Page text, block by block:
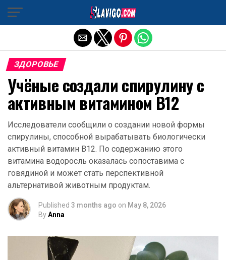
ЗДОРОВЬЕ
Учёные создали спирулину с
активным витамином B12
Исследователи сообщили о создании новой формы
спирулины, способной вырабатывать биологически
активный витамин B12. По содержанию этого
витамина водоросль оказалась сопоставима с
говядиной и может стать перспективной
альтернативой животным продуктам.
Published 3 months ago on May 8, 2026
ByAnna
Exit mobile version